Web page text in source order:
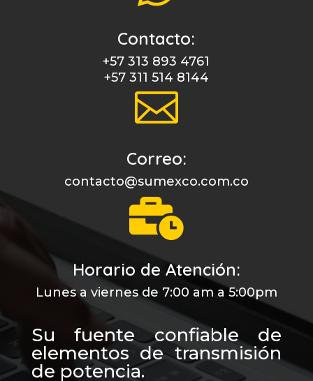
Contacto:
+57 313 893 4761
+57 311 514 8144

Correo:
contacto@sumexco.com.co

Horario de Atención:
Lunes a viernes de 7:00 am a 5:00pm
Su fuente confiable de
elementos de transmisión
de potencia.